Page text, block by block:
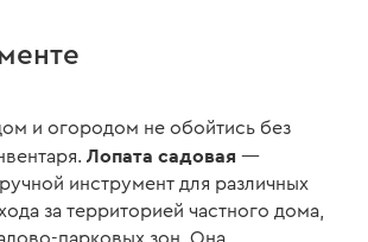
и огородом не обойтись без
Лопата садовая —
инструмент для различных
за территорией частного дома,